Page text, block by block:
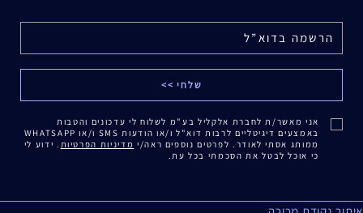
אני מאשר/ת לחברת אלקליל בע"מ לשלוח לי עדכונים והטבות
באמצעים דיגיטליים לרבות דוא"ל ו/או הודעות SMS ו/או WHATSAPP
ממותג אסתי לאודר. לפרטים נוספים ראה/י מדיניות הפרטיות . ידוע לי
כי אוכל לבטל את הסכמתי בכל עת.